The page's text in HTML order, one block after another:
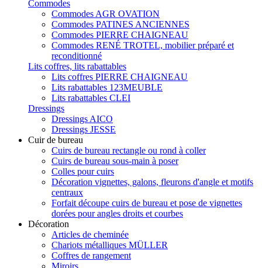
Commodes
Commodes AGR OVATION
Commodes PATINES ANCIENNES
Commodes PIERRE CHAIGNEAU
Commodes RENÉ TROTEL, mobilier préparé et
reconditionné
Lits coffres, lits rabattables
Lits coffres PIERRE CHAIGNEAU
Lits rabattables 123MEUBLE
Lits rabattables CLEI
Dressings
Dressings AICO
Dressings JESSE
Cuir de bureau
Cuirs de bureau rectangle ou rond à coller
Cuirs de bureau sous-main à poser
Colles pour cuirs
Décoration vignettes, galons, fleurons d'angle et motifs
centraux
Forfait découpe cuirs de bureau et pose de vignettes
dorées pour angles droits et courbes
Décoration
Articles de cheminée
Chariots métalliques MÜLLER
Coffres de rangement
Miroirs